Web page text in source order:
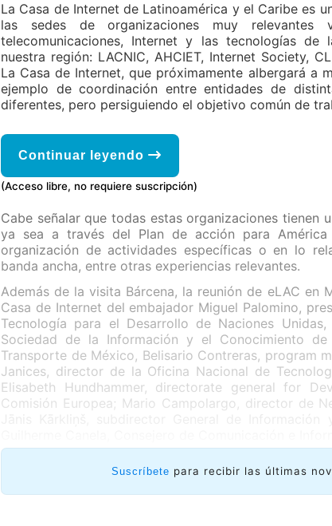
La Casa de Internet de Latinoamérica y el Caribe es
las sedes de organizaciones muy relevantes
telecomunicaciones, Internet y las tecnologías de
nuestra región: LACNIC, AHCIET, Internet Society,
La Casa de Internet, que próximamente albergará a
ejemplo de coordinación entre entidades de
diferentes, pero persiguiendo el objetivo común de
Continuar leyendo
(Acceso libre, no requiere suscripción)
Cabe señalar que todas estas organizaciones tienen
ya sea a través del Plan de acción para
organización de actividades específicas o en lo
banda ancha, entre otras experiencias relevantes.
Además de la visita Bárcena, la reunión de eLAC en
Casa de Internet del embajador Miguel Palomino,
Tecnología para el Desarrollo de Naciones
Sociedad de la Información y el Conocimiento
Transporte de México, Belisario Contreras, program
Janices, director de la Oficina Nacional de
Elisabeth Hundhammer, directorate general for
Comisión Europea; Mario Campolargo, director de
Suscríbete para recibir las últimas